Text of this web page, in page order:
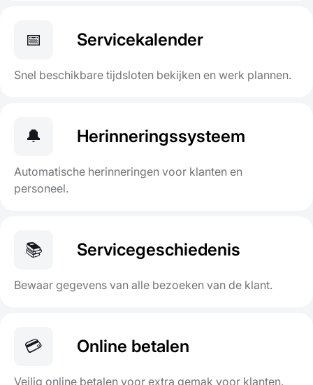
📅 Servicekalender
Snel beschikbare tijdsloten bekijken en werk plannen.
🔔 Herinneringssysteem
Automatische herinneringen voor klanten en
personeel.
📚 Servicegeschiedenis
Bewaar gegevens van alle bezoeken van de klant.
💳 Online betalen
Veilig online betalen voor extra gemak voor klanten.